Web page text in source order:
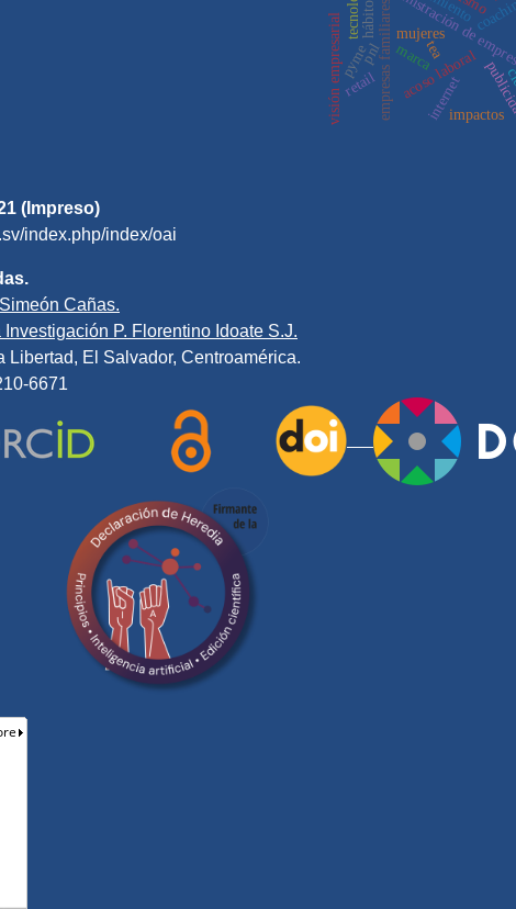
administración de
empresas familiaresacoso laboral
pnl
pyme
visión empresarial mujeres
internet
hábitos
retail
marcatea
impactos
(Impreso)
index.php/index/oai
Cañas.
P. Florentino Idoate S.J.
Libertad, El Salvador, Centroamérica.
6671